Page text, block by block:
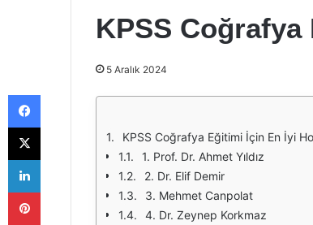
KPSS
5 Aralık 2024
KPSS Coğrafya Eğitimi İçin En İyi
1. Prof. Dr. Ahmet Yıldız
2. Dr. Elif Demir
3. Mehmet Canpolat
4. Dr. Zeynep Korkmaz
Facebook
X
LinkedIn
Pinterest